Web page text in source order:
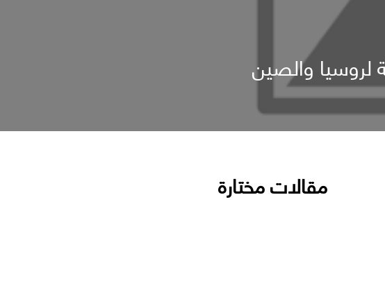
لروسيا والصين
مقالات مختارة